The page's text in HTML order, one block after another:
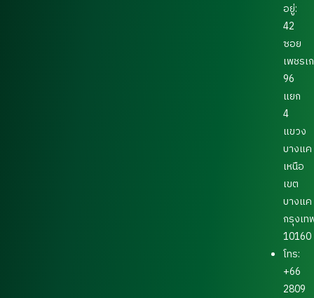
อยู่:
42
ซอย
เพชรเ
96
แยก
4
แขวง
บางแค
เหนือ
เขต
บางแค
กรุงเท
10160
โทร:
+66
2809